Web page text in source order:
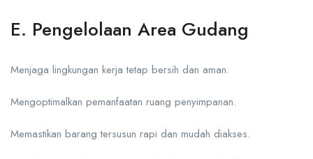
E. Pengelolaan Area Gudang
Menjaga lingkungan kerja tetap bersih dan aman.
Mengoptimalkan pemanfaatan ruang penyimpanan.
Memastikan barang tersusun rapi dan mudah diakses.